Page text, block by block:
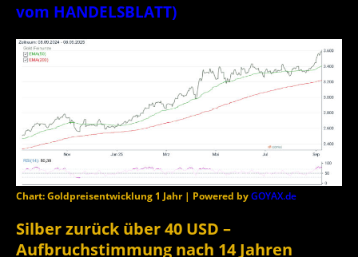
vom HANDELSBLATT)
Chart: Goldpreisentwicklung 1 Jahr | Powered byGOYAX.de
Silber zurück über 40 USD –
Aufbruchstimmung nach 14 Jahren